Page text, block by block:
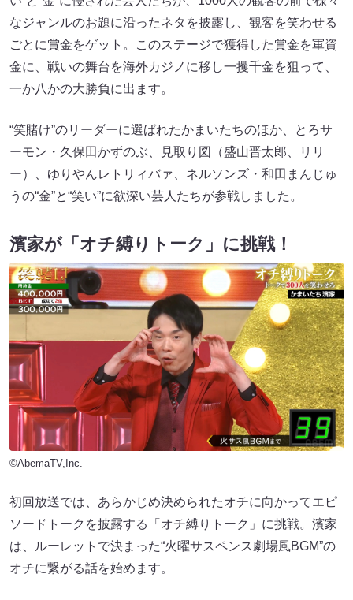
なジャンルのお題に沿ったネタを披露し、観客を笑わせる
ごとに賞金をゲット。このステージで獲得した賞金を軍資
金に、戦いの舞台を海外カジノに移し一攫千金を狙って、
一か八かの大勝負に出ます。
“笑賭け”のリーダーに選ばれたかまいたちのほか、とろサ
ーモン・久保田かずのぶ、見取り図（盛山晋太郎、リリ
ー）、ゆりやんレトリィバァ、ネルソンズ・和田まんじゅ
うの“金”と“笑い”に欲深い芸人たちが参戦しました。
濱家が「オチ縛りトーク」に挑戦！
©AbemaTV,Inc.
初回放送では、あらかじめ決められたオチに向かってエピ
ソードトークを披露する「オチ縛りトーク」に挑戦。濱家
は、ルーレットで決まった“火曜サスペンス劇場風BGM”の
オチに繋がる話を始めます。